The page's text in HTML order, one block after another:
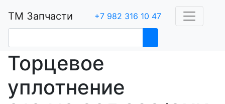
ТМ Запчасти +7 982 316 10 47
Торцевое
уплотнение